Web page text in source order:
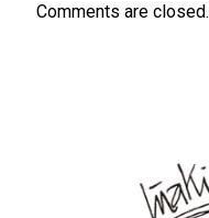
Comments are closed.